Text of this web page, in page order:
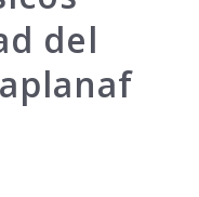
del